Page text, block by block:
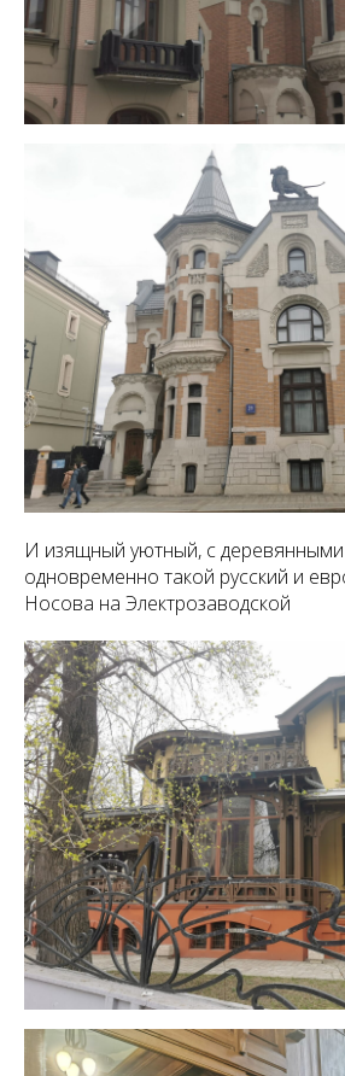
И изящный уютный, с
одновременно такой русский и
Носова на Электрозаводской